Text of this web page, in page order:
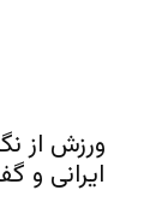
ورزش از